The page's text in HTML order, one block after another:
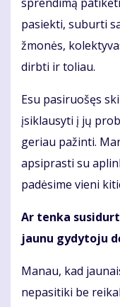
pasiekti, suburti
žmonės,
dirbti ir toliau.
Esu pasiruošęs
įsiklausyti į jų
geriau pažinti.
apsiprasti su
padėsime vieni
Ar tenka
jaunu gydytoju
Manau, kad
nepasitiki be